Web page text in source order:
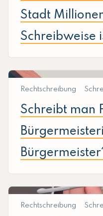
Stadt
Schreibweise
Rechtschreibung
Schreibt man
Rechtschreibung